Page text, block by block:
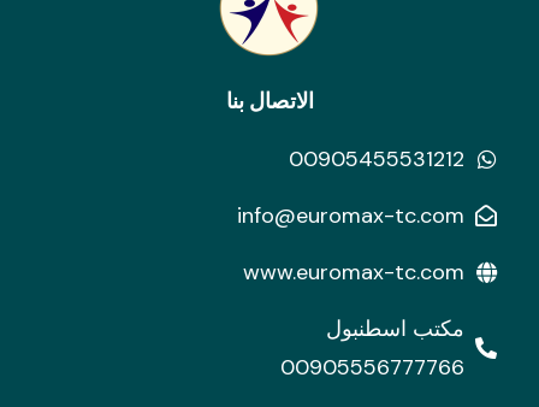
الاتصال بنا
00905455531212
info@euromax-tc.com
www.euromax-tc.com
مكتب اسطنبول
00905556777766